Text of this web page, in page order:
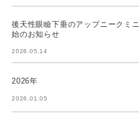
後天性眼瞼下垂のアップニークミ
始のお知らせ
2026.05.14
2026年
2026.01.05